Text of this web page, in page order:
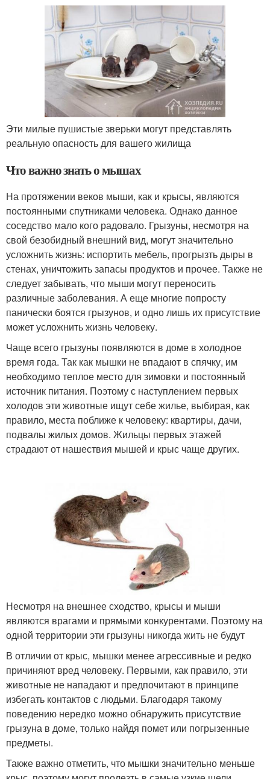
Эти милые пушистые зверьки могут представлять
реальную опасность для вашего жилища
Что важно знать о мышах
На протяжении веков мыши, как и крысы, являются
постоянными спутниками человека. Однако данное
соседство мало кого радовало. Грызуны, несмотря на
свой безобидный внешний вид, могут значительно
усложнить жизнь: испортить мебель, прогрызть дыры в
стенах, уничтожить запасы продуктов и прочее. Также не
следует забывать, что мыши могут переносить
различные заболевания. А еще многие попросту
панически боятся грызунов, и одно лишь их присутствие
может усложнить жизнь человеку.
Чаще всего грызуны появляются в доме в холодное
время года. Так как мышки не впадают в спячку, им
необходимо теплое место для зимовки и постоянный
источник питания. Поэтому с наступлением первых
холодов эти животные ищут себе жилье, выбирая, как
правило, места поближе к человеку: квартиры, дачи,
подвалы жилых домов. Жильцы первых этажей
страдают от нашествия мышей и крыс чаще других.
Несмотря на внешнее сходство, крысы и мыши
являются врагами и прямыми конкурентами. Поэтому на
одной территории эти грызуны никогда жить не будут
В отличии от крыс, мышки менее агрессивные и редко
причиняют вред человеку. Первыми, как правило, эти
животные не нападают и предпочитают в принципе
избегать контактов с людьми. Благодаря такому
поведению нередко можно обнаружить присутствие
грызуна в доме, только найдя помет или погрызенные
предметы.
Также важно отметить, что мышки значительно меньше